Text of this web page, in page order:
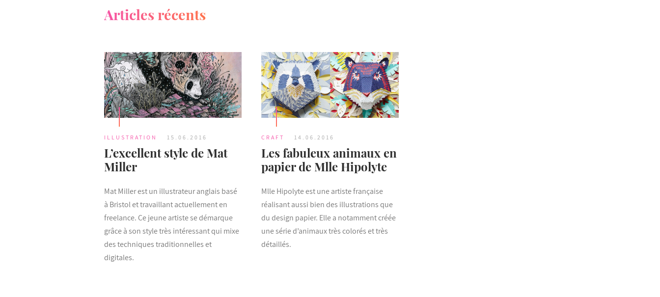
Articles récents
ILLUSTRATION 15.06.2016
L’excellent style de Mat
Miller
Mat Miller est un illustrateur anglais basé
à Bristol et travaillant actuellement en
freelance. Ce jeune artiste se démarque
grâce à son style très intéressant qui mixe
des techniques traditionnelles et
digitales.
CRAFT 14.06.2016
Les fabuleux animaux en
papier de Mlle Hipolyte
Mlle Hipolyte est une artiste française
réalisant aussi bien des illustrations que
du design papier. Elle a notamment créée
une série d’animaux très colorés et très
détaillés.